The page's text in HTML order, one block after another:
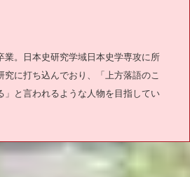
業。日本史研究学域日本史学専攻に所
究に打ち込んでおり、「上方落語のこ
」と言われるような人物を目指してい